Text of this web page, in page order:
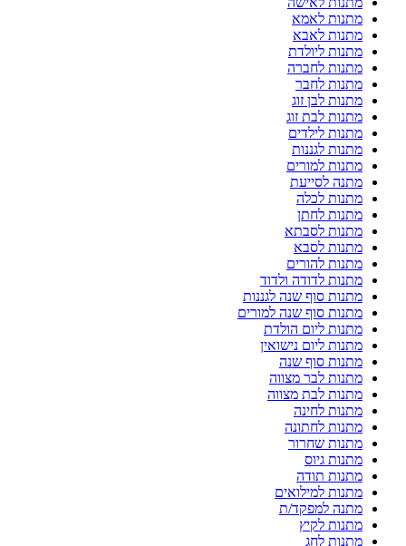
מתנות לאמא
מתנות לאבא
מתנות ליולדת
מתנות לחברה
מתנות לחבר
מתנות לבן זוג
מתנות לבת זוג
מתנות לילדים
מתנות לגננות
מתנות למורים
מתנה לסייעת
מתנות לכלה
מתנות לחתן
מתנות לסבתא
מתנות לסבא
מתנות להורים
מתנות לדודה ולדוד
מתנות סוף שנה לגננות
מתנות סוף שנה למורים
מתנות ליום הולדת
מתנות ליום נישואין
מתנות סוף שנה
מתנות לבר מצווה
מתנות לבת מצווה
מתנות לחינה
מתנות לחתונה
מתנות שחרור
מתנות גיוס
מתנות תודה
מתנות למילואים
מתנה למפקד/ת
מתנות לקיץ
מתנות לחג